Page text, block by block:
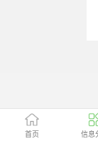
首页 信息